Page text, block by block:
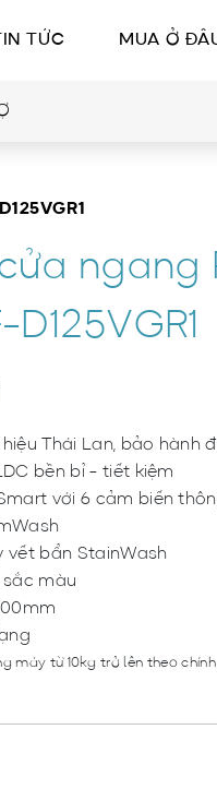
TIN TỨC MUA Ở
ngang
Thái Lan​, bảo hành
bền bỉ - tiết kiệm
với 6 cảm biến
vết bẩn StainWash
sắc màu
máy từ 10kg trở lên theo